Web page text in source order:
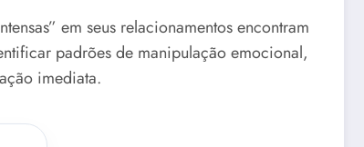
em seus relacionamentos encontram
padrões de manipulação emocional,
imediata.